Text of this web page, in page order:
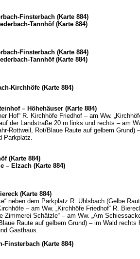
Finsterbach (Karte 884)
Tannhöf (Karte 884)
Finsterbach (Karte 884)
Tannhöf (Karte 884)
Kirchhöfe (Karte 884)
– Höhehäuser (Karte 884)
Hof“ R. Kirchhöfe Friedhof – am Ww.
der Landstraße 20 m links und rechts – am
Rottweil, Rot/Blaue Raute auf gelbem Grund)
Parkplatz.
(Karte 884)
– Elzach (Karte 884)
(Karte 884)
neben dem Parkplatz R. Uhlsbach (Gelbe
– am Ww. „Kirchhöfe Friedhof“ R.
Zimmerei Schätzle“ – am Ww. „Am
Raute auf gelbem Grund) – im Wald rechts
Gasthaus.
Finsterbach (Karte 884)